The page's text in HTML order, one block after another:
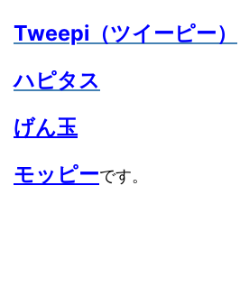
Tweepi（ツイーピー）
ハピタス
げん玉
モッピーです。